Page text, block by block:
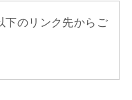
職票登録をした時点
よび「プライバシ
会員規約」としま
下のリンク先からご